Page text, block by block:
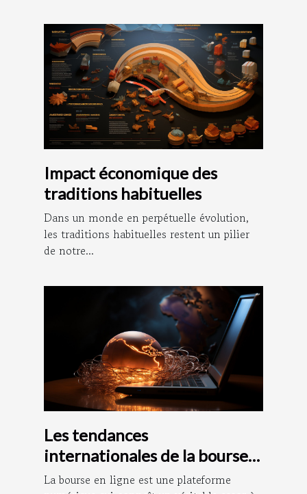
Impact économique des
traditions habituelles
Dans un monde en perpétuelle évolution,
les traditions habituelles restent un pilier
de notre...
Les tendances
internationales de la bourse
en ligne
La bourse en ligne est une plateforme